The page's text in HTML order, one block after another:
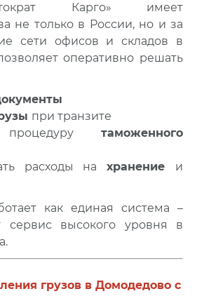
Карго» имеет
не только в России, но и за
сети офисов и складов в
оперативно решать
при транзите
процедуру таможенного
расходы нахранение и
как единая система –
сервис высокого уровня в
грузов в Домодедово с